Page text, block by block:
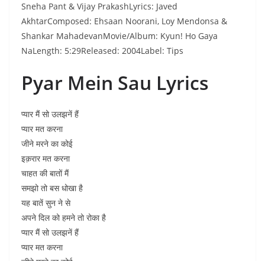
Sneha Pant & Vijay PrakashLyrics: Javed
AkhtarComposed: Ehsaan Noorani, Loy Mendonsa &
Shankar MahadevanMovie/Album: Kyun! Ho Gaya
NaLength: 5:29Released: 2004Label: Tips
Pyar Mein Sau Lyrics
प्यार मैं सो उलझनें हैं
प्यार मत करना
जीने मरने का कोई
इक़रार मत करना
चाहत की बातों मैं
समझो तो बस धोखा है
यह बातें सुन ने से
अपने दिल को हमने तो रोका है
प्यार मैं सो उलझनें हैं
प्यार मत करना